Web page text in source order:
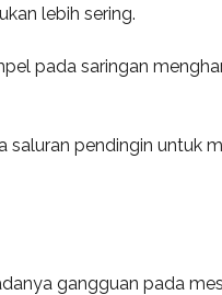
lebih sering.
pada saringan
pendingin untuk
gangguan pada